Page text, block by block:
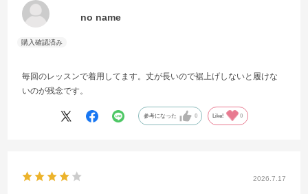
no name
毎回のレッスンで着用してます。丈が長いので裾上げしないと履けな
いのが残念です。
参考になった 0 Like! 0
2026.7.17